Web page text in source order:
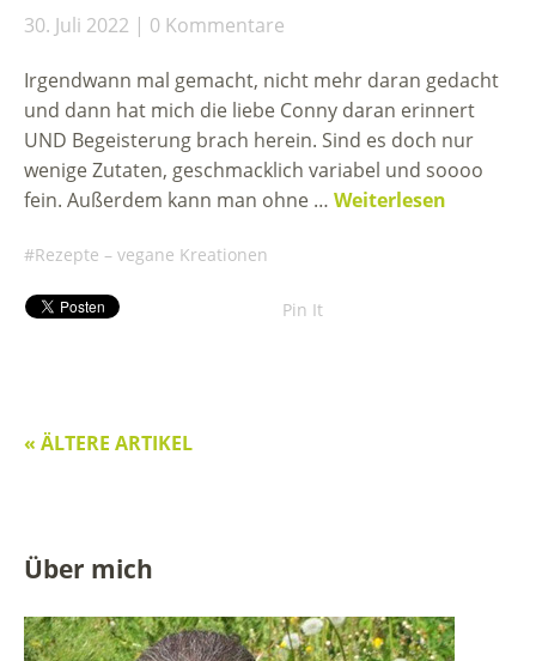
30. Juli 2022 0 Kommentare
Irgendwann mal gemacht, nicht mehr daran gedacht
und dann hat mich die liebe Conny daran erinnert
UND Begeisterung brach herein. Sind es doch nur
wenige Zutaten, geschmacklich variabel und soooo
fein. Außerdem kann man ohne … Weiterlesen
Rezepte – vegane Kreationen
Pin It
« ÄLTERE ARTIKEL
Über mich